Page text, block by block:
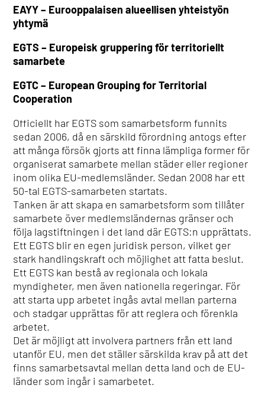
EAYY – Eurooppalaisen alueellisen yhteistyön
yhtymä
EGTS – Europeisk gruppering för territoriellt
samarbete
EGTC – European Grouping for Territorial
Cooperation
Officiellt har EGTS som samarbetsform funnits
sedan 2006, då en särskild förordning antogs efter
att många försök gjorts att finna lämpliga former för
organiserat samarbete mellan städer eller regioner
inom olika EU-medlemsländer. Sedan 2008 har ett
50-tal EGTS-samarbeten startats.
Tanken är att skapa en samarbetsform som tillåter
samarbete över medlemsländernas gränser och
följa lagstiftningen i det land där EGTS:n upprättats.
Ett EGTS blir en egen juridisk person, vilket ger
stark handlingskraft och möjlighet att fatta beslut.
Ett EGTS kan bestå av regionala och lokala
myndigheter, men även nationella regeringar. För
att starta upp arbetet ingås avtal mellan parterna
och stadgar upprättas för att reglera och förenkla
arbetet.
Det är möjligt att involvera partners från ett land
utanför EU, men det ställer särskilda krav på att det
finns samarbetsavtal mellan detta land och de EU-
länder som ingår i samarbetet.